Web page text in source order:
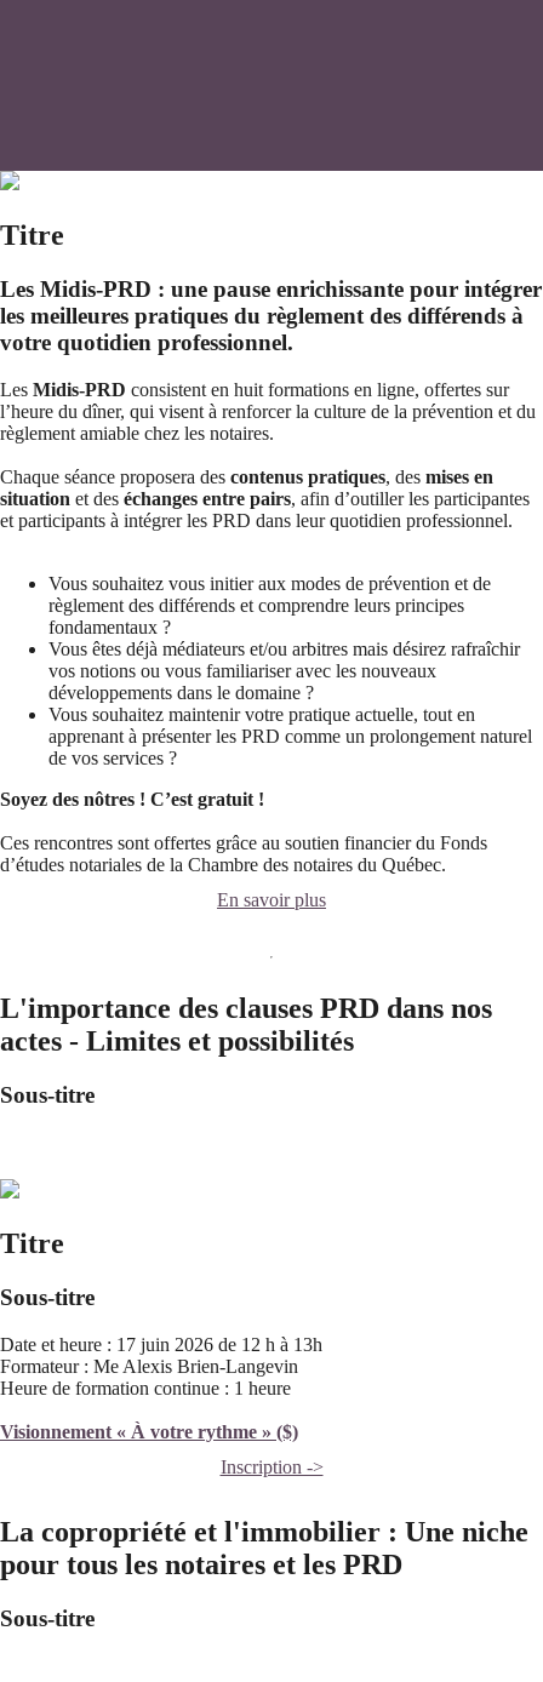
Titre
Les Midis-PRD : une pause enrichissante pour intégrer
les meilleures pratiques du règlement des différends à
votre quotidien professionnel.
Les Midis-PRD consistent en huit formations en ligne, offertes sur
l’heure du dîner, qui visent à renforcer la culture de la prévention et du
règlement amiable chez les notaires.
Chaque séance proposera des contenus pratiques, des mises en
situation et des échanges entre pairs, afin d’outiller les participantes
et participants à intégrer les PRD dans leur quotidien professionnel.
Vous souhaitez vous initier aux modes de prévention et de
règlement des différends et comprendre leurs principes
fondamentaux ?
Vous êtes déjà médiateurs et/ou arbitres mais désirez rafraîchir
vos notions ou vous familiariser avec les nouveaux
développements dans le domaine ?
Vous souhaitez maintenir votre pratique actuelle, tout en
apprenant à présenter les PRD comme un prolongement naturel
de vos services ?​
Soyez des nôtres ! C’est gratuit !
Ces rencontres sont offertes grâce au soutien financier du Fonds
d’études notariales de la Chambre des notaires du Québec.
En savoir plus
L'importance des clauses PRD dans nos
actes - Limites et possibilités
Sous-titre
Titre
Sous-titre
Date et heure : 17 juin 2026 de 12 h à 13h
Formateur : Me Alexis Brien-Langevin
Heure de formation continue : 1 heure
Visionnement « À votre rythme » ($)
Inscription ->
La copropriété et l'immobilier : Une niche
pour tous les notaires et les PRD
Sous-titre